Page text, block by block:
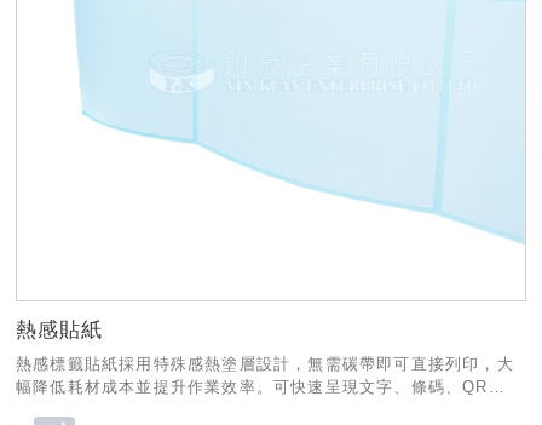
熱感貼紙
熱感標籤貼紙採用特殊感熱塗層設計，無需碳帶即可直接列印，大
幅降低耗材成本並提升作業效率。可快速呈現文字、條碼、QR